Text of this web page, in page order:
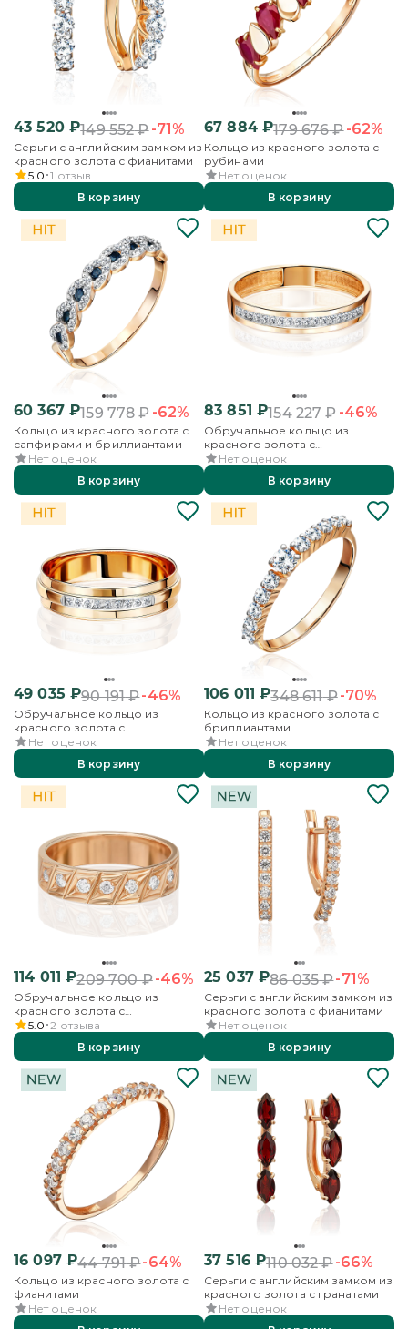
43 520₽149 552₽-71%
Серьги с английским замком из
красного золота с фианитами
5.0 1 отзыв
В корзину
67 884₽179 676₽-62%
Кольцо из красного золота с
рубинами
Нет оценок
В корзину
60 367₽159 778₽-62%
Кольцо из красного золота с
сапфирами и бриллиантами
Нет оценок
В корзину
83 851 ₽154 227₽-46%
Обручальное кольцо из
красного золота с
бриллиантами
Нет оценок
В корзину
49 035 ₽90 191₽-46%
Обручальное кольцо из
красного золота с
бриллиантами
Нет оценок
В корзину
106 011 ₽348 611₽-70%
Кольцо из красного золота с
бриллиантами
Нет оценок
В корзину
114 011 ₽209 700₽-46%
Обручальное кольцо из
красного золота с
бриллиантами и алмазной
гранью
5.0 2 отзыва
В корзину
25 037₽86 035₽-71%
Серьги с английским замком из
красного золота с фианитами
Нет оценок
В корзину
16 097₽44 791₽-64%
Кольцо из красного золота с
фианитами
Нет оценок
37 516₽110 032₽-66%
Серьги с английским замком из
красного золота с гранатами
Нет оценок